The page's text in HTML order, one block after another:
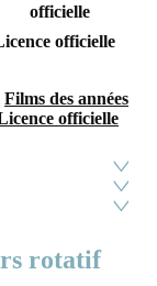
officielle
Films des années
officielle
rotatif